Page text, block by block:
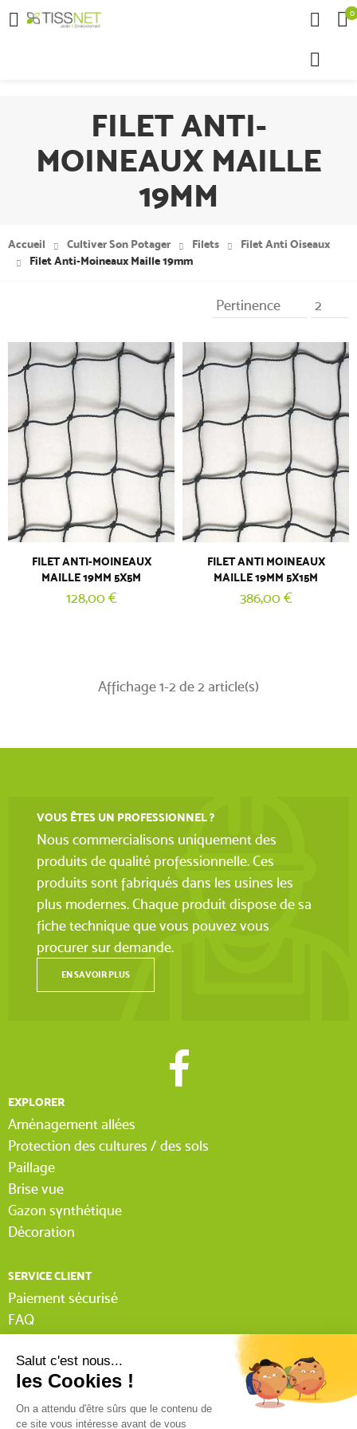
 0
FILET ANTI-
MOINEAUX MAILLE
19MM
Accueil Cultiver Son Potager Filets
Filet Anti Oiseaux
Filet Anti-Moineaux Maille 19mm
Pertinence 2
FILET ANTI-MOINEAUX
MAILLE 19MM 5X5M
128,00 €
FILET ANTI MOINEAUX
MAILLE 19MM 5X15M
386,00 €
Affichage 1-2 de 2 article(s)
VOUS ÊTES UN PROFESSIONNEL ?
Nous commercialisons uniquement des
produits de qualité professionnelle. Ces
produits sont fabriqués dans les usines les
plus modernes. Chaque produit dispose de sa
fiche technique que vous pouvez vous
procurer sur demande.
EN SAVOIR PLUS
EXPLORER
Aménagement allées
Protection des cultures / des sols
Paillage
Brise vue
Gazon synthétique
Décoration
SERVICE CLIENT
Paiement sécurisé
FAQ
Lexique Tissnet
Suivi commande invité
Contactez-nous